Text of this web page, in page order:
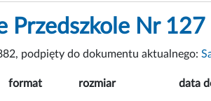
Przedszkole Nr
podpięty do dokumentu aktualnego:
format rozmiar data